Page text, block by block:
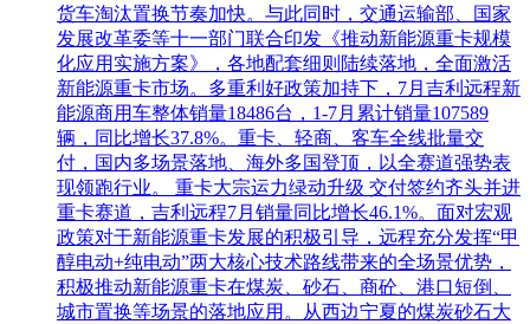
货车淘汰置换节奏加快。与此同时，交通运输部、国家
发展改革委等十一部门联合印发《推动新能源重卡规模
化应用实施方案》，各地配套细则陆续落地，全面激活
新能源重卡市场。多重利好政策加持下，7月吉利远程新
能源商用车整体销量18486台，1-7月累计销量107589
辆，同比增长37.8%。重卡、轻商、客车全线批量交
付，国内多场景落地、海外多国登顶，以全赛道强势表
现领跑行业。 重卡大宗运力绿动升级 交付签约齐头并进
重卡赛道，吉利远程7月销量同比增长46.1%。面对宏观
政策对于新能源重卡发展的积极引导，远程充分发挥“甲
醇电动+纯电动”两大核心技术路线带来的全场景优势，
积极推动新能源重卡在煤炭、砂石、商砼、港口短倒、
城市置换等场景的落地应用。从西边宁夏的煤炭砂石大